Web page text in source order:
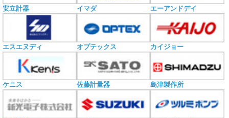
安立計器 イマダ エーアンドデイ
エスエヌディ オプテックス カイジョー
ケニス 佐藤計量器 島津製作所